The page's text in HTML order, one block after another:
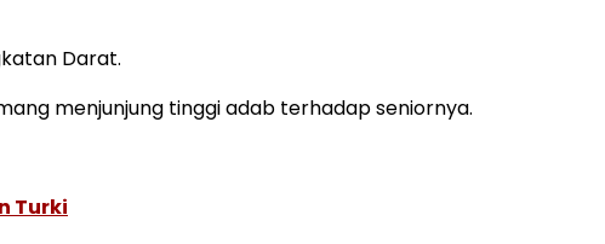
Darat.
menjunjung tinggi adab terhadap seniornya.
Turki